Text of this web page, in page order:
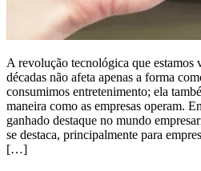
A revolução tecnológica que estamos
décadas não afeta apenas a forma
consumimos entretenimento; ela
maneira como as empresas operam.
ganhado destaque no mundo
se destaca, principalmente para
[…]